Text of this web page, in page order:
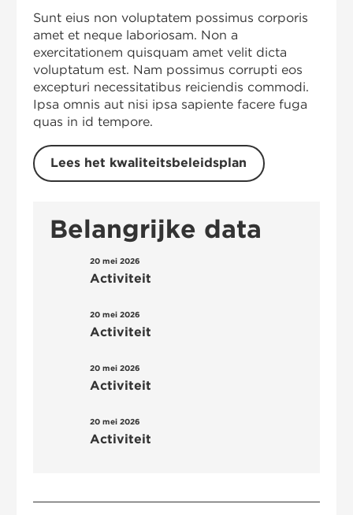
Sunt eius non voluptatem possimus corporis
amet et neque laboriosam. Non a
exercitationem quisquam amet velit dicta
voluptatum est. Nam possimus corrupti eos
excepturi necessitatibus reiciendis commodi.
Ipsa omnis aut nisi ipsa sapiente facere fuga
quas in id tempore.
Lees het kwaliteitsbeleidsplan
Belangrijke data
none20 mei 2026
Activiteit
none20 mei 2026
Activiteit
none20 mei 2026
Activiteit
none20 mei 2026
Activiteit